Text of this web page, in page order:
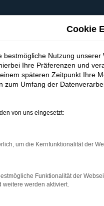
bestimmter Seiten
beheben.
Cookie
bestmögliche Nutzung
Ihre Präferenzen und
späteren Zeitpunkt Ihre
zum Umfang der
von uns eingesetzt:
um die Kernfunktionalität der
Funktionalität der
weitere werden aktiviert.